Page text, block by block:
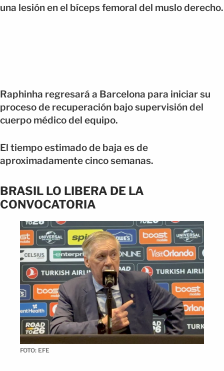
una lesión en el bíceps femoral del muslo derecho.
Raphinha regresará a Barcelona para iniciar su
proceso de recuperación bajo supervisión del
cuerpo médico del equipo.
El tiempo estimado de baja es de
aproximadamente cinco semanas.
BRASIL LO LIBERA DE LA
CONVOCATORIA
FOTO: EFE